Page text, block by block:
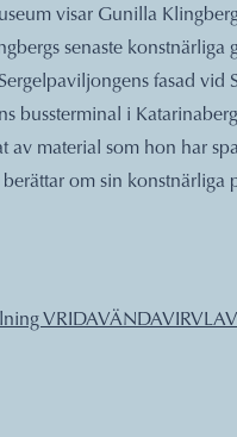
visar Gunilla
senaste
fasad vid
bussterminal i
av material som hon har
om sin konstnärliga